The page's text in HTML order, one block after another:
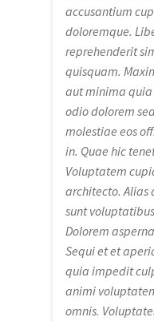
accusantium
doloremque.
reprehenderit
quisquam.
aut minima quia
odio dolorem
molestiae eos
in. Quae hic
Voluptatem
architecto. Alias
sunt
Dolorem
Sequi et et
quia impedit
animi
omnis.